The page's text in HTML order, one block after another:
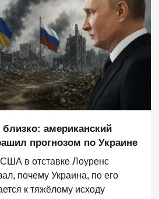
американский
прогнозом по Украине
в отставке Лоуренс
почему Украина, по его
к тяжёлому исходу